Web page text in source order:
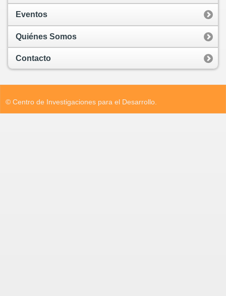
Eventos
Quiénes Somos
Contacto
© Centro de Investigaciones para el Desarrollo.